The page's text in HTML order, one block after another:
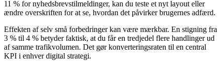
11 % for nyhedsbrevstilmeldinger, kan du teste et nyt layout eller
ændre overskriften for at se, hvordan det påvirker brugernes adfærd.
Effekten af selv små forbedringer kan være mærkbar. En stigning fra
3 % til 4 % betyder faktisk, at du får en tredjedel flere handlinger ud
af samme trafikvolumen. Det gør konverteringsraten til en central
KPI i enhver digital strategi.